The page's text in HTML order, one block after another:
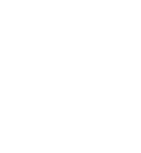
(startups sem investidores) no
empresas da VTEX, e da LOJA